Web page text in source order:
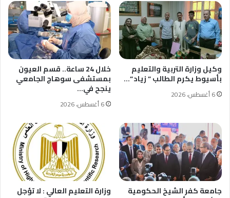
وكيل وزارة التربية والتعليم
بأسيوط يكرم الطالب ” زياد ”…
6 أغسطس، 2026
خلال 24 ساعة.. قسم العيون
بمستشفى سوهاج الجامعي
ينجح في…
6 أغسطس، 2026
جامعة كفر الشيخ الحكومية وزارة التعليم العالي : لا تؤجل